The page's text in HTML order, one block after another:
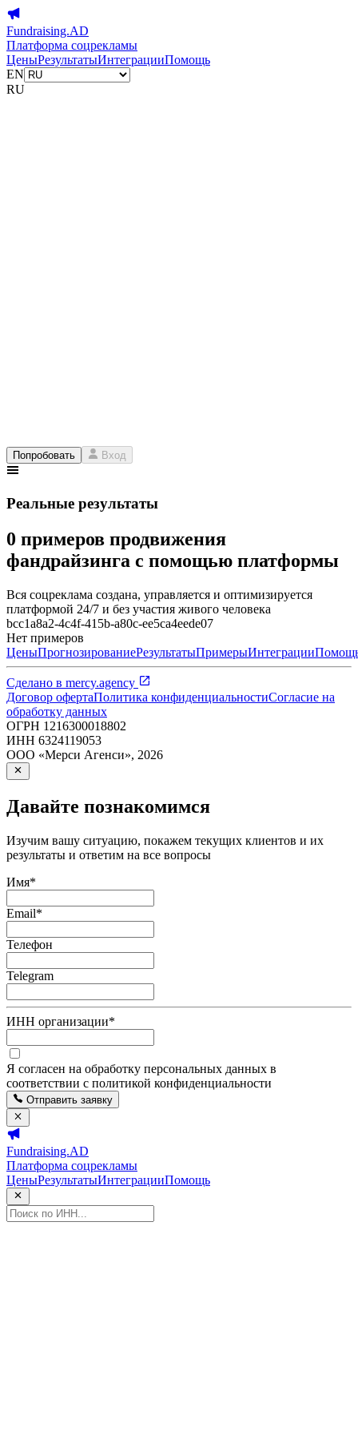
Fundraising.AD
Платформа соцрекламы
ЦеныРезультатыИнтеграцииПомощь
EN
RU
Попробовать Вход
Реальные результаты
0 примеров продвижения
фандрайзинга с помощью платформы
Вся соцреклама создана, управляется и оптимизируется
платформой 24/7 и без участия живого человека
bcc1a8a2-4c4f-415b-a80c-ee5ca4eede07
Нет примеров
ЦеныПрогнозированиеРезультатыПримерыИнтеграции
Сделано в mercy.agency
Договор офертаПолитика конфиденциальностиСогласие на
обработку данных
ОГРН 1216300018802
ИНН 6324119053
ООО «Мерси Агенси», 2026
Давайте познакомимся
Изучим вашу ситуацию, покажем текущих клиентов и их
результаты и ответим на все вопросы
Имя*
Email*
Телефон
Telegram
ИНН организации*
Я согласен на обработку персональных данных в
соответствии с политикой конфиденциальности
Отправить заявку
Fundraising.AD
Платформа соцрекламы
ЦеныРезультатыИнтеграцииПомощь